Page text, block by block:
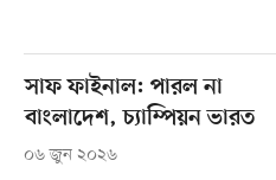
সাফ ফাইনাল: পারল না
বাংলাদেশ, চ্যাম্পিয়ন ভারত
০৬ জুন ২০২৬